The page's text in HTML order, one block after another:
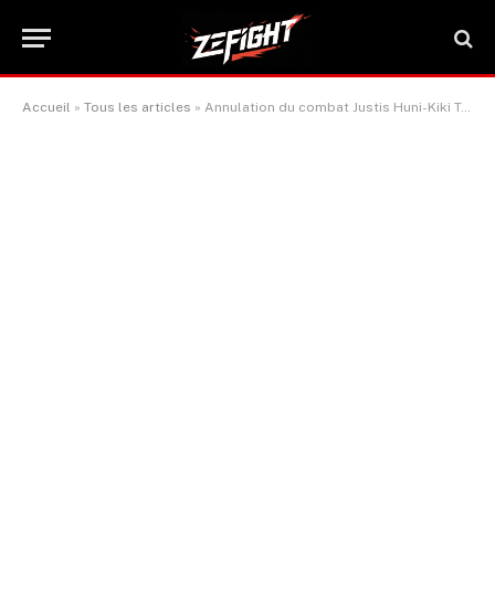
Accueil » Tous les articles » Annulation du combat Justis Huni-Kiki Toa Leutele après un drame, remplacé par Max McIntyre-Jed Morris